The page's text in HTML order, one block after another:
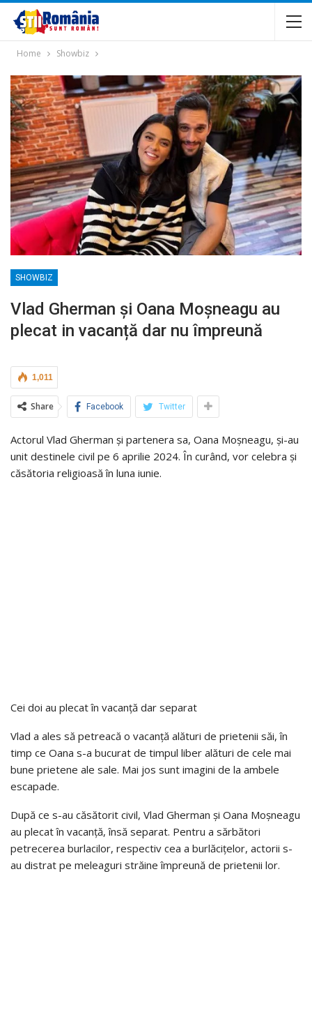
Home Showbiz
SHOWBIZ
Vlad Gherman și Oana Moșneagu au
plecat in vacanță dar nu împreună
1,011
Share Facebook Twitter
Actorul Vlad Gherman și partenera sa, Oana Moșneagu, și-au
unit destinele civil pe 6 aprilie 2024. În curând, vor celebra și
căsătoria religioasă în luna iunie.
Cei doi au plecat în vacanță dar separat
Vlad a ales să petreacă o vacanță alături de prietenii săi, în
timp ce Oana s-a bucurat de timpul liber alături de cele mai
bune prietene ale sale. Mai jos sunt imagini de la ambele
escapade.
După ce s-au căsătorit civil, Vlad Gherman și Oana Moșneagu
au plecat în vacanță, însă separat. Pentru a sărbători
petrecerea burlacilor, respectiv cea a burlăcițelor, actorii s-
au distrat pe meleaguri străine împreună de prietenii lor.